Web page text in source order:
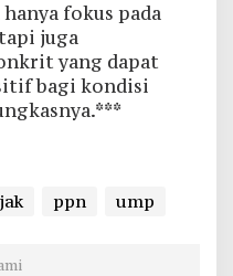
fokus pada
juga
yang dapat
bagi kondisi
ppn ump